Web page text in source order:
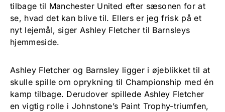
tilbage til Manchester United efter sæsonen for at
se, hvad det kan blive til. Ellers er jeg frisk på et
nyt lejemål, siger Ashley Fletcher til Barnsleys
hjemmeside.
Ashley Fletcher og Barnsley ligger i øjeblikket til at
skulle spille om oprykning til Championship med én
kamp tilbage. Derudover spillede Ashley Fletcher
en vigtig rolle i Johnstone’s Paint Trophy-triumfen,